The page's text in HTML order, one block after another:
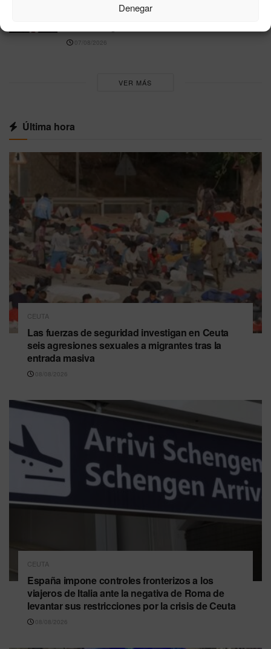
Denegar
EEUU respalda la soberanía española sobre
Ceuta y Melilla y carga contra el Gobierno por
07/08/2026
VER MÁS
Última hora
CEUTA
Las fuerzas de seguridad investigan en Ceuta
seis agresiones sexuales a migrantes tras la
entrada masiva
08/08/2026
CEUTA
España impone controles fronterizos a los
viajeros de Italia ante la negativa de Roma de
levantar sus restricciones por la crisis de Ceuta
08/08/2026